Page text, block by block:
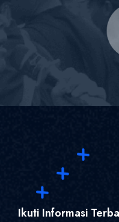
Ikuti Informasi